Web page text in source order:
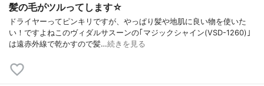
髪の毛がツルってします☆
ドライヤーってピンキリですが、やっぱり髪や地肌に良い物を使いた
い！ですよねこのヴィダルサスーンの｢マジックシャイン(VSD-1260)｣
は遠赤外線で乾かすので髪…続きを見る